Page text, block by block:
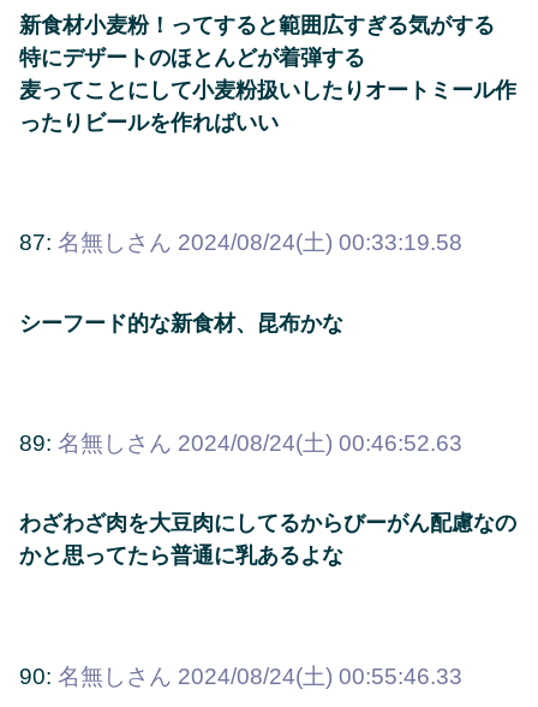
新食材小麦粉！ってすると範囲広すぎる気がする
特にデザートのほとんどが着弾する
麦ってことにして小麦粉扱いしたりオートミール作
ったりビールを作ればいい
87: 名無しさん 2024/08/24(土) 00:33:19.58
シーフード的な新食材、昆布かな
89: 名無しさん 2024/08/24(土) 00:46:52.63
わざわざ肉を大豆肉にしてるからびーがん配慮なの
かと思ってたら普通に乳あるよな
90: 名無しさん 2024/08/24(土) 00:55:46.33